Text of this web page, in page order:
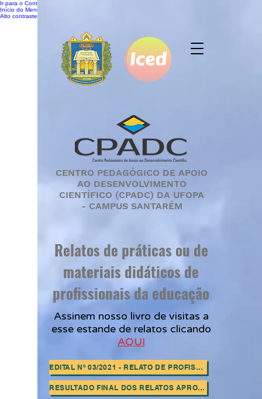
Ir para o Conteúdo Principal [Alt + 1]
Início do Menu [Alt + 2]
Alto contraste [Alt + 3]
CENTRO PEDAGÓGICO DE APOIO
AO DESENVOLVIMENTO
CIENTÍFICO (CPADC) DA UFOPA
- CAMPUS SANTARÉM
Relatos de práticas ou de
materiais didáticos de
profissionais da educação
Assinem nosso livro de visitas a
esse estande de relatos clicando
AQUI
EDITAL Nº 03/2021 - RELATO DE PROFISSIONAIS DA EDUCAÇÃO
RESULTADO FINAL DOS RELATOS APROVADOS